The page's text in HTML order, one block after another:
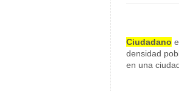
Ciudadano
densidad
en una